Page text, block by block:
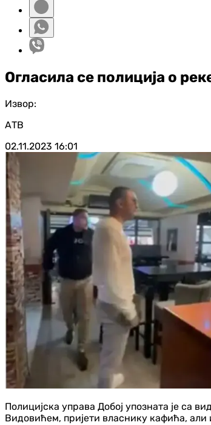
Огласила се полиција о
Извор:
АТВ
02.11.2023 16:01
Полицијска управа Добој упозната је са
Видовићем, пријети власнику кафића, али